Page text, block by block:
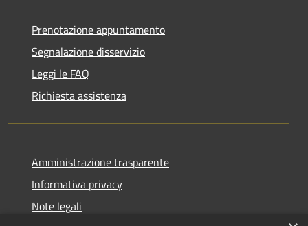
Prenotazione appuntamento
Segnalazione disservizio
Leggi le FAQ
Richiesta assistenza
Amministrazione trasparente
Informativa privacy
Note legali